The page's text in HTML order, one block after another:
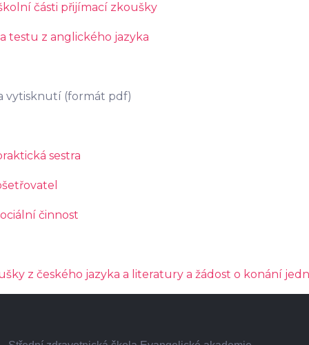
části přijímací zkoušky
testu z anglického jazyka
vytisknutí (formát pdf)
sestra
činnost
z českého jazyka a literatury a žádost o konání